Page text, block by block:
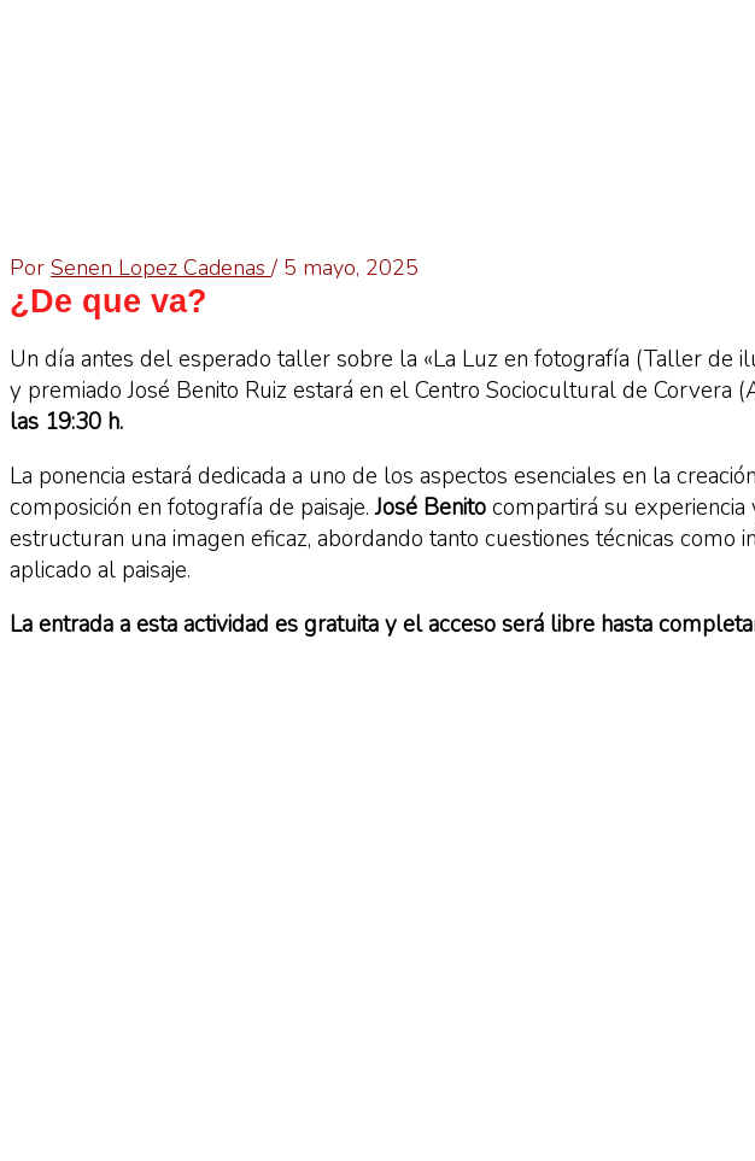
Por Senen Lopez Cadenas/ 5 mayo, 2025
¿De que va?
Un día antes del esperado taller sobre la «La Luz en fotografía (Taller de
y premiadoJosé Benito Ruizestará en elCentro Sociocultural de Corvera
las 19:30 h.
La ponencia estará dedicada a uno de los aspectos esenciales en la
composición en fotografía de paisaje.José Benitocompartirá su
estructuran una imagen eficaz, abordando tanto cuestiones técnicas como
aplicado al paisaje.
La entrada a esta actividad esgratuitay el acceso será libre hasta